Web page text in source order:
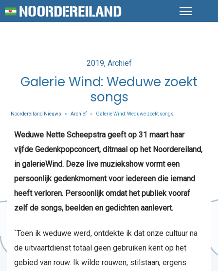
Posted
2019 Archief
Galerie Wind: Weduwe zoekt
songs
Noordereiland Nieuws > Archief > Galerie Wind: Weduwe zoekt songs
Weduwe Nette Scheepstra geeft op 31 maart haar
vijfde Gedenkpopconcert, ditmaal op het Noordereiland,
in galerieWind. Deze live muziekshow vormt een
persoonlijk gedenkmoment voor iedereen die iemand
heeft verloren. Persoonlijk omdat het publiek vooraf
zelf de songs, beelden en gedichten aanlevert.
`Toen ik weduwe werd, ontdekte ik dat onze cultuur na
de uitvaartdienst totaal geen gebruiken kent op het
gebied van rouw. Ik wilde rouwen, stilstaan, ergens